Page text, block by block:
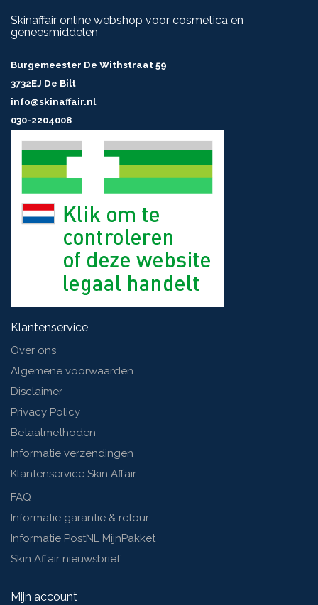
Skinaffair online webshop voor cosmetica en
geneesmiddelen
Burgemeester De Withstraat 59
3732EJ De Bilt
info@skinaffair.nl
030-2204008
Klantenservice
Over ons
Algemene voorwaarden
Disclaimer
Privacy Policy
Betaalmethoden
Informatie verzendingen
Klantenservice Skin Affair
FAQ
Informatie garantie & retour
Informatie PostNL MijnPakket
Skin Affair nieuwsbrief
Mijn account